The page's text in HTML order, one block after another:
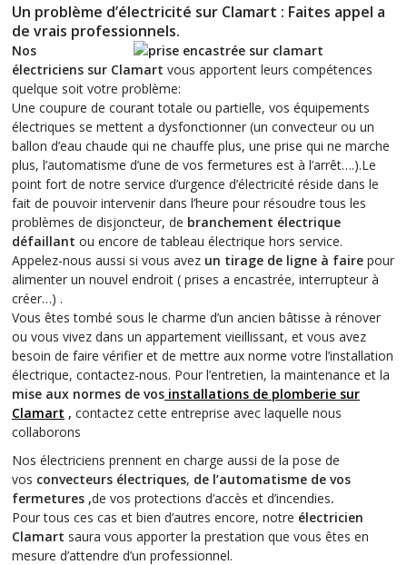
Un problème d’électricité sur Clamart : Faites appel a
de vrais professionnels.
Nos
électriciens sur Clamart vous apportent leurs compétences
quelque soit votre problème:
Une coupure de courant totale ou partielle, vos équipements
électriques se mettent a dysfonctionner (un convecteur ou un
ballon d’eau chaude qui ne chauffe plus, une prise qui ne marche
plus, l’automatisme d’une de vos fermetures est à l’arrêt….).Le
point fort de notre service d’urgence d’électricité réside dans le
fait de pouvoir intervenir dans l’heure pour résoudre tous les
problèmes de disjoncteur, de branchement électrique
défaillant ou encore de tableau électrique hors service.
Appelez-nous aussi si vous avez un tirage de ligne à faire pour
alimenter un nouvel endroit ( prises a encastrée, interrupteur à
créer…) .
Vous êtes tombé sous le charme d’un ancien bâtisse à rénover
ou vous vivez dans un appartement vieillissant, et vous avez
besoin de faire vérifier et de mettre aux norme votre l’installation
électrique, contactez-nous. Pour l’entretien, la maintenance et la
mise aux normes de vos installations de plomberie sur
Clamart , contactez cette entreprise avec laquelle nous
collaborons
Nos électriciens prennent en charge aussi de la pose de
vos convecteurs électriques, de l’automatisme de vos
fermetures ,de vos protections d’accès et d’incendies.
Pour tous ces cas et bien d’autres encore, notre électricien
Clamart saura vous apporter la prestation que vous êtes en
mesure d’attendre d’un professionnel.